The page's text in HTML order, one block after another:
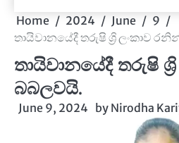
Home 2024 June
9
තායිවානයේදී තරුෂි ශ්‍රි ලංකාව
තායිවානයේදී තරුෂි
බබලවයි.
June 9, 2024 by Nirodha